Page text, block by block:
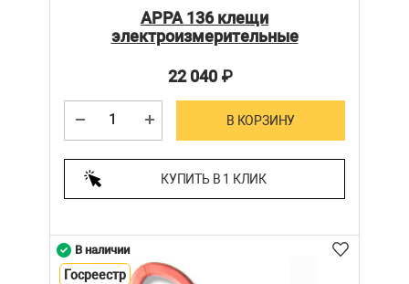
APPA 136 клещи
электроизмерительные
22 040₽
В КОРЗИНУ
КУПИТЬ В 1 КЛИК
В наличии
Госреестр